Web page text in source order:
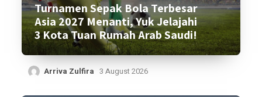
Turnamen Sepak Bola Terbesar
Asia 2027 Menanti, Yuk Jelajahi
3 Kota Tuan Rumah Arab Saudi!
Arriva Zulfira 3 August 2026